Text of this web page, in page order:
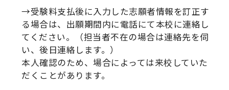
→受験料支払後に入力した志願者情報を訂正す
る場合は、出願期間内に電話にて本校に連絡し
てください。（担当者不在の場合は連絡先を伺
い、後日連絡します。）
本人確認のため、場合によっては来校していた
だくことがあります。